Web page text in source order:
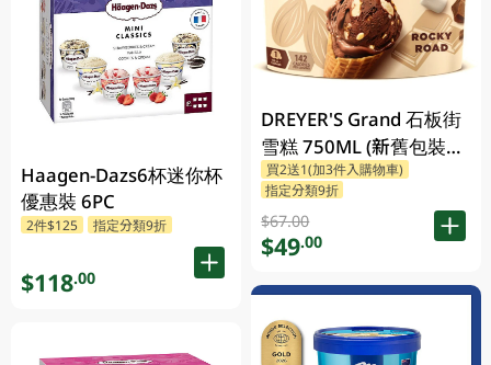
Haagen-Dazs6杯迷你杯
優惠裝 6PC
2件$125 指定分類9折
$118.00
DREYER'S Grand 石板街
雪糕 750ML (新舊包裝隨
機發貨)
買2送1(加3件入購物車)
指定分類9折
$67.00
$49.00